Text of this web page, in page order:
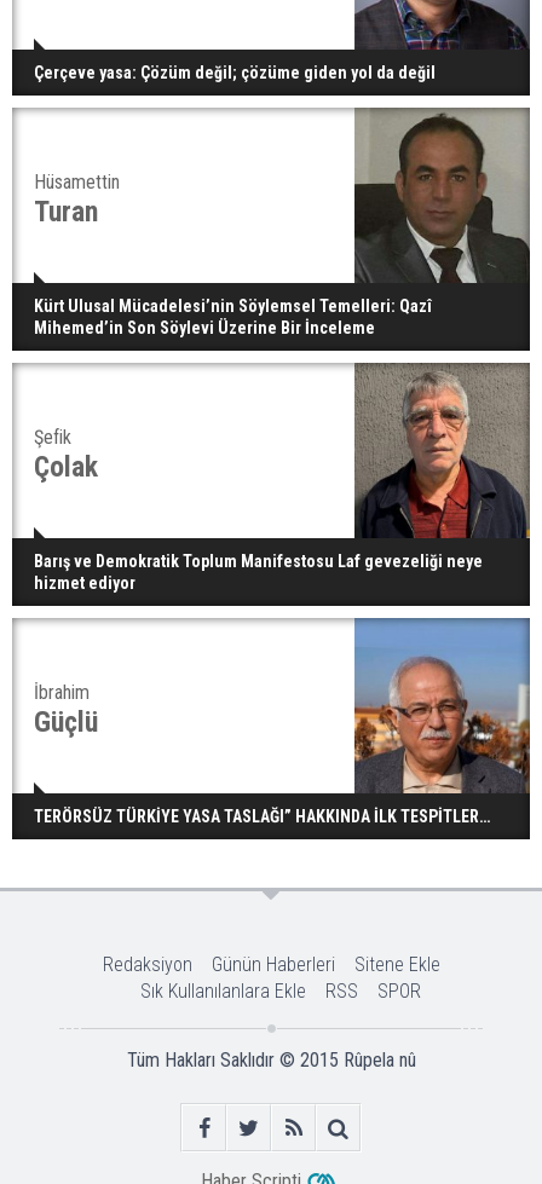
Çerçeve yasa: Çözüm değil; çözüme giden yol da değil
Hüsamettin
Turan
Kürt Ulusal Mücadelesi’nin Söylemsel Temelleri: Qazî
Mihemed’in Son Söylevi Üzerine Bir İnceleme
Şefik
Çolak
Barış ve Demokratik Toplum Manifestosu Laf gevezeliği neye
hizmet ediyor
İbrahim
Güçlü
TERÖRSÜZ TÜRKİYE YASA TASLAĞI” HAKKINDA İLK TESPİTLER…
Redaksiyon Günün Haberleri
Sitene Ekle
Sık Kullanılanlara Ekle
RSS SPOR
Tüm Hakları Saklıdır © 2015 Rûpela nû